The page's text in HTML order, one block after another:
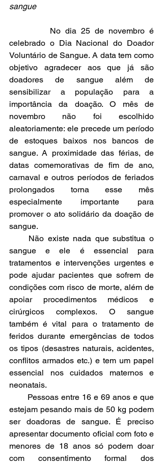
sangue
celebrado o Dia Nacional do Doador
Voluntário de Sangue. A data tem como
objetivo agradecer aos que já são
doadores de sangue além de
sensibilizar a população para a
importância da doação. O mês de
novembro não foi escolhido
aleatoriamente: ele precede um período
de estoques baixos nos bancos de
sangue. A proximidade das férias, de
datas comemorativas de fim de ano,
carnaval e outros períodos de feriados
prolongados torna esse mês
especialmente importante para
promover o ato solidário da doação de
sangue.
sangue e ele é essencial para
tratamentos e intervenções urgentes e
pode ajudar pacientes que sofrem de
condições com risco de morte, além de
apoiar procedimentos médicos e
cirúrgicos complexos. O sangue
também é vital para o tratamento de
feridos durante emergências de todos
os tipos (desastres naturais, acidentes,
conflitos armados etc.) e tem um papel
essencial nos cuidados maternos e
neonatais.
estejam pesando mais de 50 kg podem
ser doadoras de sangue. É preciso
apresentar documento oficial com foto e
menores de 18 anos só podem doar
com consentimento formal dos